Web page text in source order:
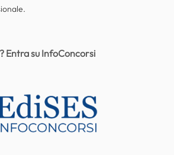
Entra su InfoConcorsi